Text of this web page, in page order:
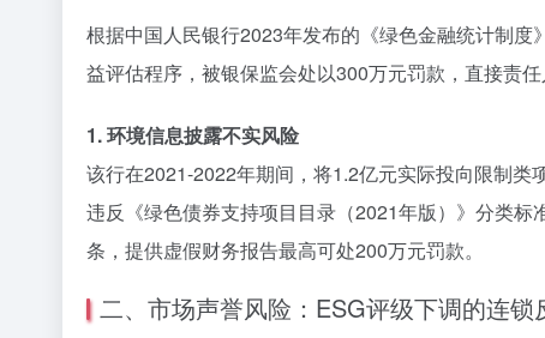
根据中国人民银行2023年发布的《绿色金融统计制
益评估程序，被银保监会处以300万元罚款，直接责
1. 环境信息披露不实风险
该行在2021-2022年期间，将1.2亿元实际投向限制类
违反《绿色债券支持项目目录（2021年版）》分类标
条，提供虚假财务报告最高可处200万元罚款。
二、市场声誉风险：ESG评级下调的连锁